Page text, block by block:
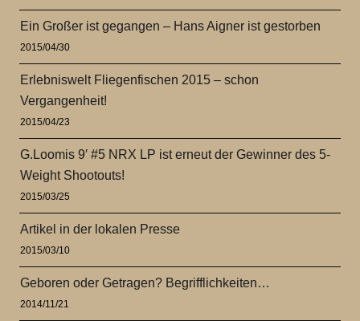
Ein Großer ist gegangen – Hans Aigner ist gestorben
2015/04/30
Erlebniswelt Fliegenfischen 2015 – schon
Vergangenheit!
2015/04/23
G.Loomis 9′ #5 NRX LP ist erneut der Gewinner des 5-
Weight Shootouts!
2015/03/25
Artikel in der lokalen Presse
2015/03/10
Geboren oder Getragen? Begrifflichkeiten…
2014/11/21